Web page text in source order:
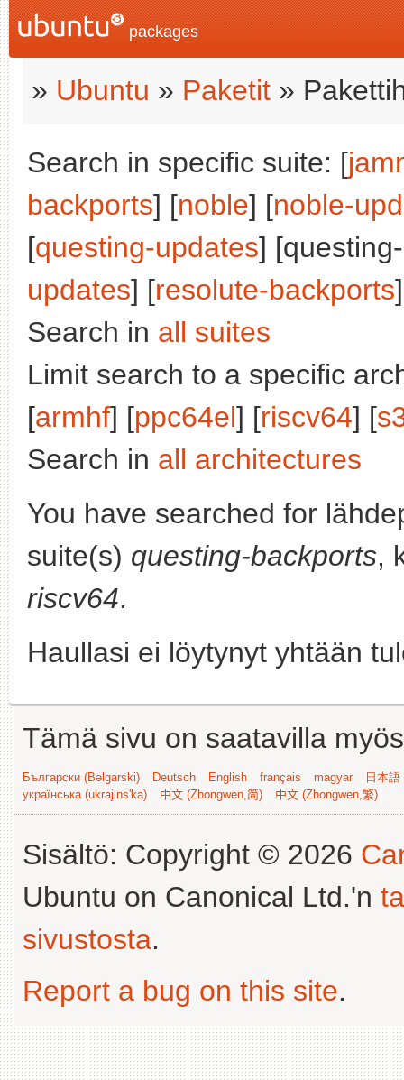
packages
» Ubuntu » Paketit »
Search in specific suite: [
backports] [noble] [noble-
[questing-updates]
updates] [resolute-backports
Search in all suites
Limit search to a specific
[armhf] [ppc64el] [riscv64] [
Search in all architectures
You have searched for
suite(s) questing-backports,
riscv64.
Haullasi ei löytynyt yhtään
Tämä sivu on saatavilla
Български (Bəlgarski) Deutsch English français magyar
日本
українська (ukrajins'ka)
中文 (Zhongwen,简) 中文 (Zhongwen,繁)
Sisältö: Copyright © 2026
Ubuntu on Canonical Ltd.'n
sivustosta.
Report a bug on this site.